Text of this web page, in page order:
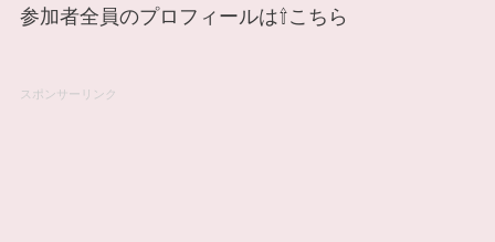
参加者全員のプロフィールは⇧こちら
スポンサーリンク